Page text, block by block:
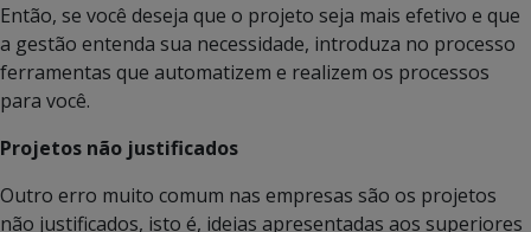
Então, se você deseja que o projeto seja mais efetivo e que
a gestão entenda sua necessidade, introduza no processo
ferramentas que automatizem e realizem os processos
para você.
Projetos não justificados
Outro erro muito comum nas empresas são os projetos
não justificados, isto é, ideias apresentadas aos superiores